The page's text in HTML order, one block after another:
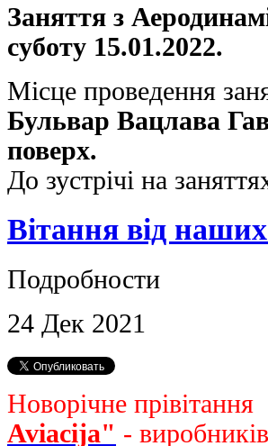
Заняття з
суботу 15.01.2022.
Місце проведення
Бульвар Вацлава
поверх.
До зустрічі на
Вітання від
Подробности
24 Дек 2021
Новорічне прівітання
Aviacija" -